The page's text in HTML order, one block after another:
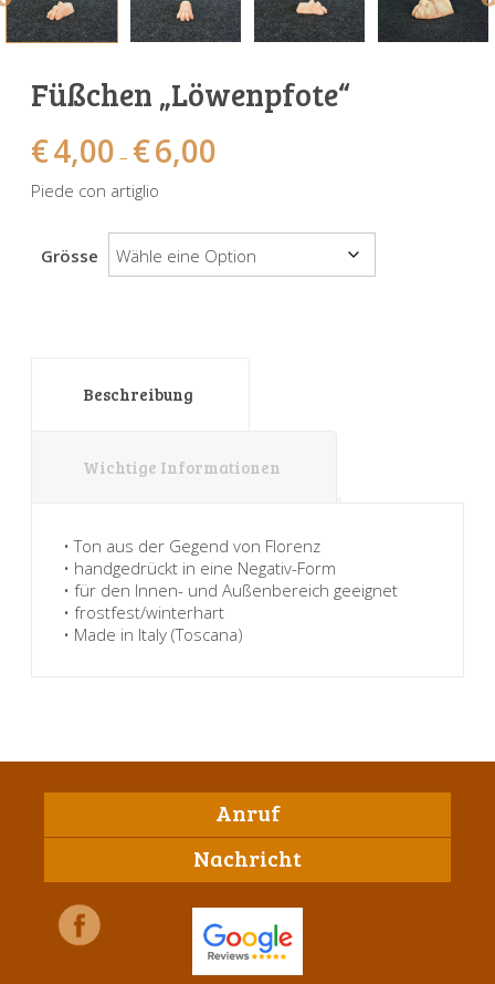
Füßchen „Löwenpfote“
€4,00 – €6,00
Piede con artiglio
Grösse
Beschreibung
Wichtige Informationen
• Ton aus der Gegend von Florenz
• handgedrückt in eine Negativ-Form
• für den Innen- und Außenbereich geeignet
• frostfest/winterhart
• Made in Italy (Toscana)
Anruf
Nachricht
Sonnenuhren
Verschiedene
Vögel
Wandtafeln
Verschiedene
Sockel + Säulen
Meeresbewohner
Schnecken
Schweine + Wildschweine
Vögel
Utensilien
Zwiebel- + Knoblauchtöpfe